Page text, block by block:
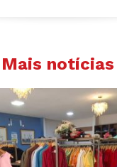
Mais notícias